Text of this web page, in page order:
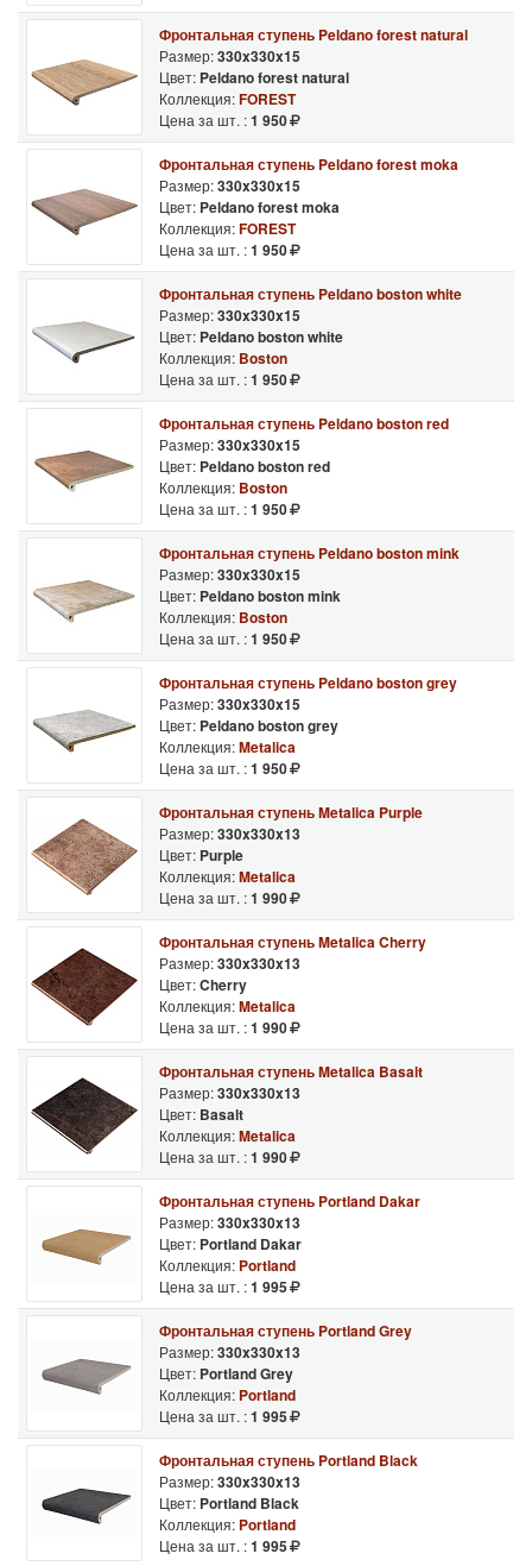
Фронтальная ступень Peldano forest natural
Размер:330x330x15
Цвет: Peldano forest natural
Коллекция:FOREST
Цена за шт. :1 950
Фронтальная ступень Peldano forest moka
Размер:330x330x15
Цвет: Peldano forest moka
Коллекция:FOREST
Цена за шт. :1 950
Фронтальная ступень Peldano boston white
Размер:330x330x15
Цвет: Peldano boston white
Коллекция: Boston
Цена за шт. :1 950
Фронтальная ступень Peldano boston red
Размер:330x330x15
Цвет: Peldano boston red
Коллекция: Boston
Цена за шт. :1 950
Фронтальная ступень Peldano boston mink
Размер:330x330x15
Цвет: Peldano boston mink
Коллекция: Boston
Цена за шт. :1 950
Фронтальная ступень Peldano boston grey
Размер:330x330x15
Цвет: Peldano boston grey
Коллекция:Metalica
Цена за шт. :1 950
Фронтальная ступень Metalica Purple
Размер:330x330x13
Цвет: Purple
Коллекция:Metalica
Цена за шт. :1 990
Фронтальная ступень Metalica Cherry
Размер:330x330x13
Цвет:Cherry
Коллекция:Metalica
Цена за шт. :1 990
Фронтальная ступень Metalica Basalt
Размер:330x330x13
Цвет: Basalt
Коллекция:Metalica
Цена за шт. :1 990
Фронтальная ступень Portland Dakar
Размер:330x330x13
Цвет: Portland Dakar
Коллекция: Portland
Цена за шт. :1 995
Фронтальная ступень Portland Grey
Размер:330x330x13
Цвет: Portland Grey
Коллекция: Portland
Цена за шт. :1 995
Фронтальная ступень Portland Black
Размер:330x330x13
Цвет: Portland Black
Коллекция: Portland
Цена за шт. :1 995